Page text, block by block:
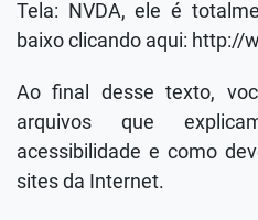
Tela: NVDA, ele é
baixo clicando aqui: http://
Ao final desse texto,
arquivos que
acessibilidade e como
sites da Internet.